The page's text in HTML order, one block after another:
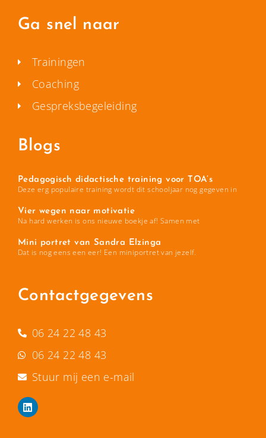
Ga snel naar
Trainingen
Coaching
Gespreksbegeleiding
Blogs
Pedagogisch didactische training voor TOA’s
Deze erg populaire training wordt dit schooljaar nog gegeven in
Vier wegen naar motivatie
Na hard werken is ons nieuwe boekje af! Samen met
Mini portret van Sandra Elzinga
Dat is nog eens een eer! Een miniportret van jezelf.
Contactgegevens
06 24 22 48 43
06 24 22 48 43
Stuur mij een e-mail